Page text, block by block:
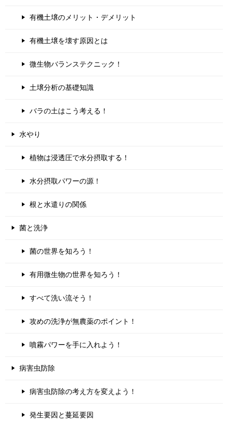
有機土壌のメリット・デメリット
有機土壌を壊す原因とは
微生物バランステクニック！
土壌分析の基礎知識
バラの土はこう考える！
水やり
植物は浸透圧で水分摂取する！
水分摂取パワーの源！
根と水遣りの関係
菌と洗浄
菌の世界を知ろう！
有用微生物の世界を知ろう！
すべて洗い流そう！
攻めの洗浄が無農薬のポイント！
噴霧パワーを手に入れよう！
病害虫防除
病害虫防除の考え方を変えよう！
発生要因と蔓延要因